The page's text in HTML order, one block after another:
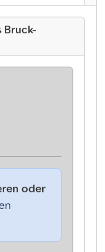
Bruck-
oder